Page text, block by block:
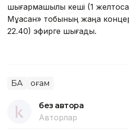
шығармашылық кеші (1
Мұқасан» тобының жаңа
22.40) эфирге шығады.
БАҚ Қоғам
без автора
Авторлар